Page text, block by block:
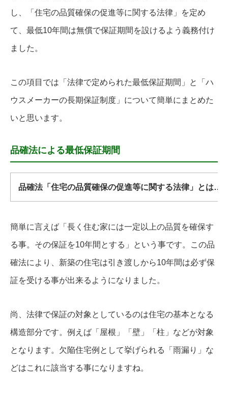
し、「住宅の品質確保の促進等に関する法律」を定め
て、最低10年間は無償で保証期間を設けるよう義務付け
ました。
この項目では「法律で定められた最低保証期間」と「ハ
ウスメーカーの長期保証制度」について簡単にまとめた
いと思います。
品確法による最低保証期間
品確法「住宅の品質確保の促進等に関する法律」とは…
簡単に言えば「長く住む家には一定以上の品質を確保す
る事。その保証を10年間とする」という事です。この品
確法により、新築の住宅は引き渡しから10年間は必ず保
証を受ける事が出来るようになりました。
尚、法律で保証の対象としているのは住宅の基本となる
構造部分です。例えば「屋根」「壁」「柱」などが対象
となります。欠陥住宅例として挙げられる「雨漏り」な
どはこれに該当する事になりますね。